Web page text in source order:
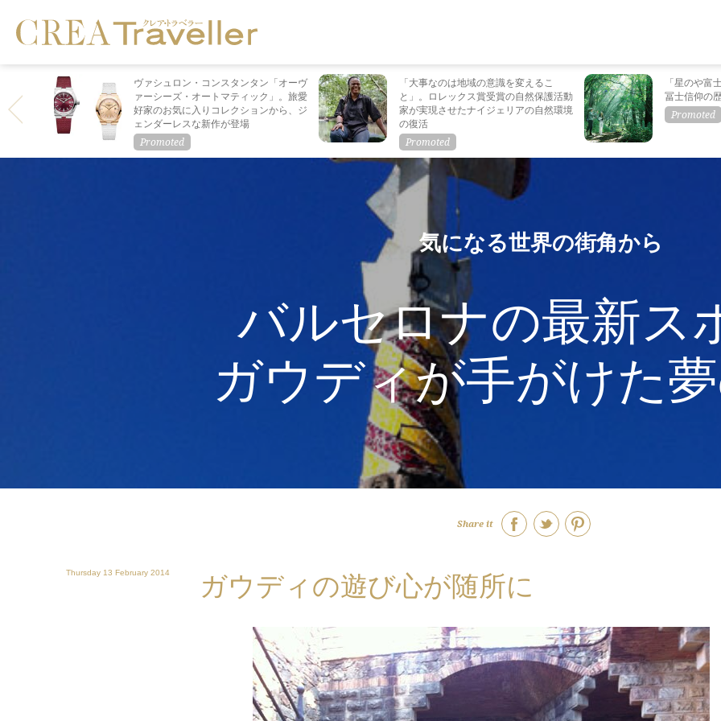
ヴァシュロン・コンスタンタン「オーヴ
ァーシーズ・オートマティック」。旅愛
好家のお気に入りコレクションから、ジ
ェンダーレスな新作が登場
「大事なのは地域の意識を変えるこ
と」。ロレックス賞受賞の自然保護活動
家が実現させたナイジェリアの自然環境
の復活
「星のや富
冨士信仰の
気になる世界の街角から
バルセロナの最新ス
ガウディが手がけた
Share it
Thursday 13 February 2014 ガウディの遊び心が随所に